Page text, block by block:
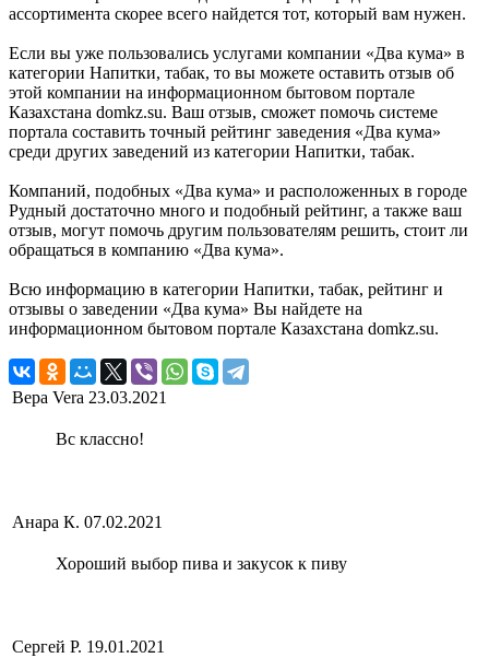
ассортимента скорее всего найдется тот, который вам нужен.
Если вы уже пользовались услугами компании «Два кума» в
категории Напитки, табак, то вы можете оставить отзыв об
этой компании на информационном бытовом портале
Казахстана domkz.su. Ваш отзыв, сможет помочь системе
портала составить точный рейтинг заведения «Два кума»
среди других заведений из категории Напитки, табак.
Компаний, подобных «Два кума» и расположенных в городе
Рудный достаточно много и подобный рейтинг, а также ваш
отзыв, могут помочь другим пользователям решить, стоит ли
обращаться в компанию «Два кума».
Всю информацию в категории Напитки, табак, рейтинг и
отзывы о заведении «Два кума» Вы найдете на
информационном бытовом портале Казахстана domkz.su.
Вера Vera 23.03.2021
Вс классно!
Анара К. 07.02.2021
Хороший выбор пива и закусок к пиву
Сергей Р. 19.01.2021